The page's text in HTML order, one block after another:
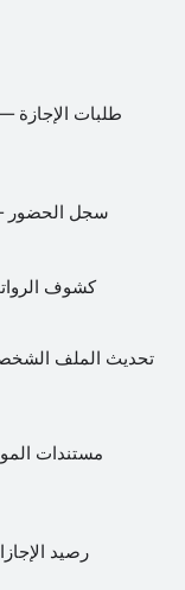
طلبات الإجازة
سجل الحضور
كشوف
تحديث الملف
مستندات
رصيد